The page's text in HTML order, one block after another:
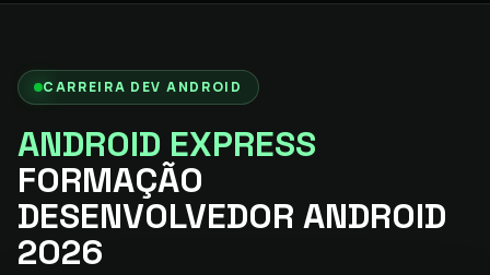
CARREIRA DEV ANDROID
ANDROID EXPRESS
FORMAÇÃO
DESENVOLVEDOR ANDROID
2026